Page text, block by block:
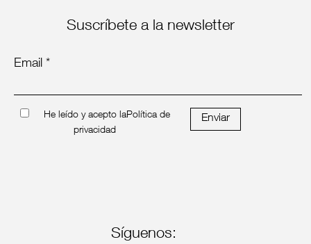
Suscríbete a la newsletter
Email *
He leído y acepto laPolítica de
privacidad
Enviar
Síguenos: